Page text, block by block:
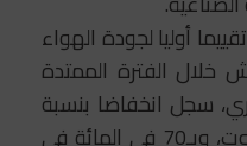
أوليا لجودة الهواء
الفترة الممتدة
8 أبريل الجاري، سجل انخفاضا بنسبة
55 في المائة لثنائي أكسيد الأزوت، وبـ70 في المائة في